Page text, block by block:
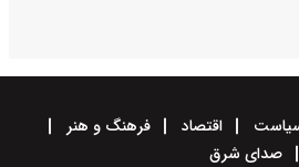
اقتصاد
فرهنگ و هنر
صدای شرق